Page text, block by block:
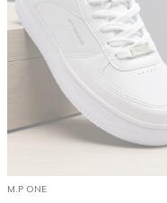
M.P ONE